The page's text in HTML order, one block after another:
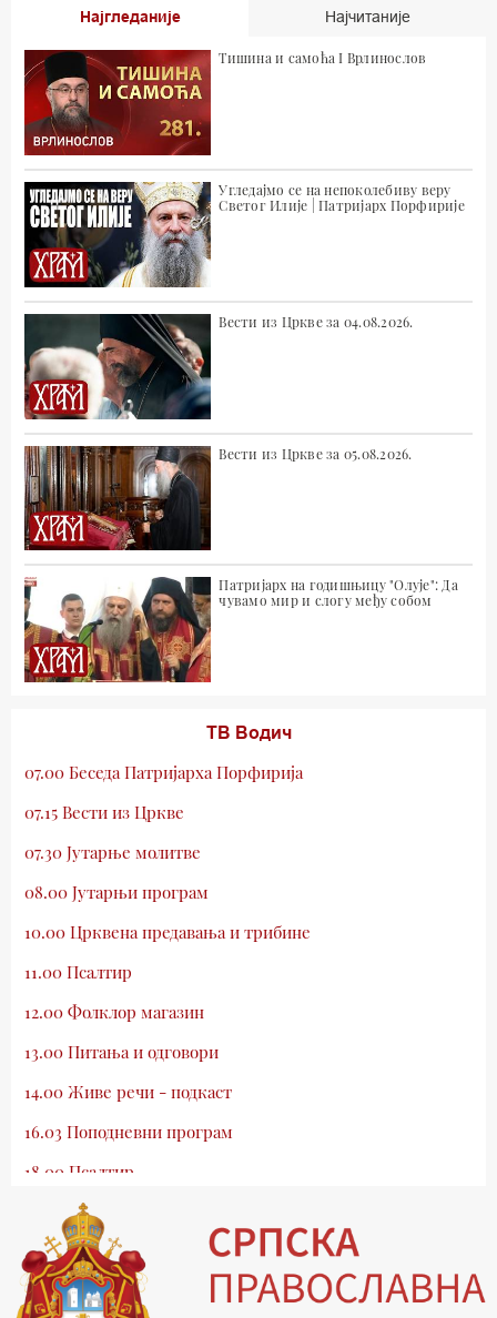
Најгледаније Најчитаније
Тишина и самоћа I Врлинослов
Угледајмо се на непоколебиву веру
Светог Илије | Патријарх Порфирије
Вести из Цркве за 04.08.2026.
Вести из Цркве за 05.08.2026.
Патријарх на годишњицу "Олује": Да
чувамо мир и слогу међу собом
ТВ Водич
07.00 Беседа Патријарха Порфирија
07.15 Вести из Цркве
07.30 Јутарње молитве
08.00 Јутарњи програм
10.00 Црквена предавања и трибине
11.00 Псалтир
12.00 Фолклор магазин
13.00 Питања и одговори
14.00 Живе речи - подкаст
16.03 Поподневни програм
18.00 Псалтир
19.03 Млади у Цркви
19.30 Вечерње молитве
20.00 Вести из Цркве